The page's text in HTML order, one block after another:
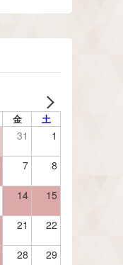
金 土
31 1
7 8
14 15
21 22
28 29